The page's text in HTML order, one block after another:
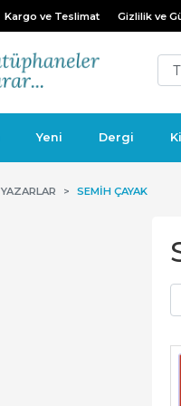
Kargo ve Teslimat Gizlilik ve
Yeni Dergi
YAZARLAR SEMIH ÇAYAK